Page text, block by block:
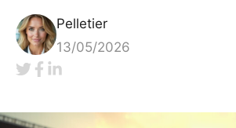
Pelletier
13/05/2026